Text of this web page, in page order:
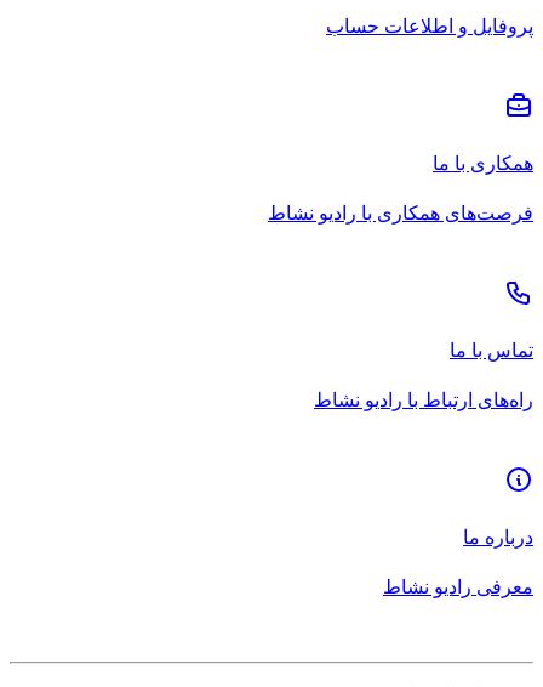
پروفایل و اطلاعات حساب
همکاری با ما
فرصت‌های همکاری با رادیو نشاط
تماس با ما
راه‌های ارتباط با رادیو نشاط
درباره ما
معرفی رادیو نشاط